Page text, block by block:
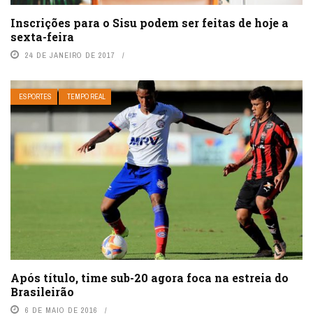
Inscrições para o Sisu podem ser feitas de hoje a
sexta-feira
24 DE JANEIRO DE 2017
ESPORTES TEMPO REAL
Após título, time sub-20 agora foca na estreia do
Brasileirão
6 DE MAIO DE 2016